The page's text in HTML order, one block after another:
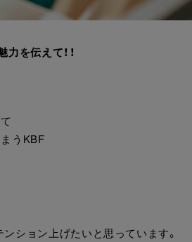
を伝えて！！
うKBF
ション上げたいと思っています。